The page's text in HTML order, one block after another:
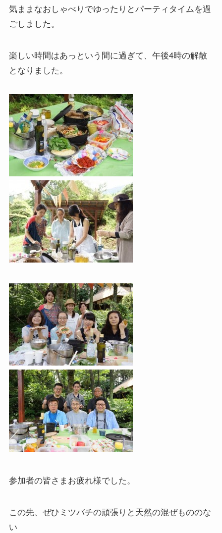
気ままなおしゃべりでゆったりとパーティタイムを過
ごしました。
楽しい時間はあっという間に過ぎて、午後4時の解散
となりました。
参加者の皆さまお疲れ様でした。
この先、ぜひミツバチの頑張りと天然の混ぜもののな
い